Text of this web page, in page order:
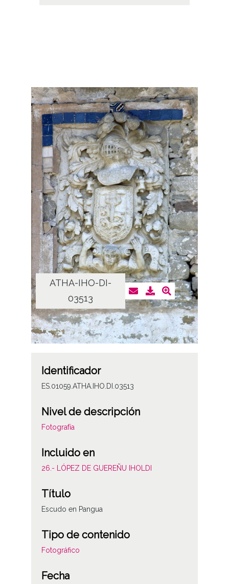
ATHA-IHO-DI-
03513
Identificador
ES.01059.ATHA.IHO.DI.03513
Nivel de descripción
Fotografía
Incluido en
26.- LÓPEZ DE GUEREÑU IHOLDI
Título
Escudo en Pangua
Tipo de contenido
Fotográfico
Fecha